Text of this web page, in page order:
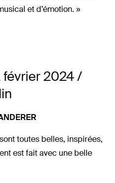
et d’émotion. »
2024 /
toutes belles, inspirées,
est fait avec une belle